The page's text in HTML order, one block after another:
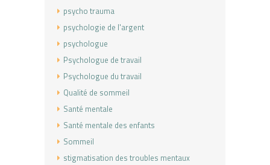
psycho trauma
psychologie de l'argent
psychologue
Psychologue de travail
Psychologue du travail
Qualité de sommeil
Santé mentale
Santé mentale des enfants
Sommeil
stigmatisation des troubles mentaux